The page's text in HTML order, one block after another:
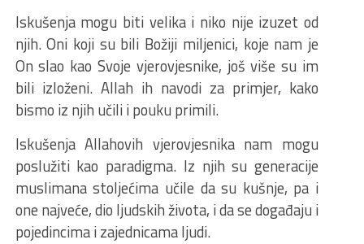
Iskušenja mogu biti velika i niko nije izuzet od
njih. Oni koji su bili Božiji miljenici, koje nam je
On slao kao Svoje vjerovjesnike, još više su im
bili izloženi. Allah ih navodi za primjer, kako
bismo iz njih učili i pouku primili.
Iskušenja Allahovih vjerovjesnika nam mogu
poslužiti kao paradigma. Iz njih su generacije
muslimana stoljećima učile da su kušnje, pa i
one najveće, dio ljudskih života, i da se događaju i
pojedincima i zajednicama ljudi.